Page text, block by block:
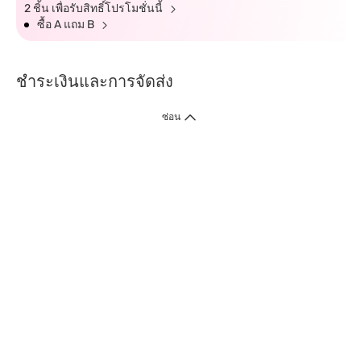
2 ชิ้น เพื่อรับสิทธิ์โปรโมชั่นนี้
ซื้อ A แถม B
ชำระเงินและการจัดส่ง
ซ่อน